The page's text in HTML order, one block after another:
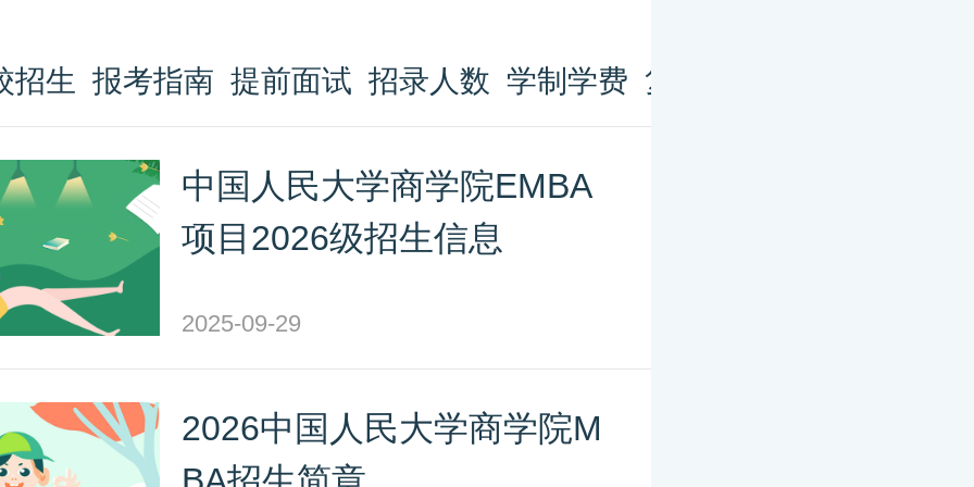
招生 报考指南 提前面试 招录人数 学制学费 复试调剂
中国人民大学商学院EMBA
项目2026级招生信息
2025-09-29
2026中国人民大学商学院M